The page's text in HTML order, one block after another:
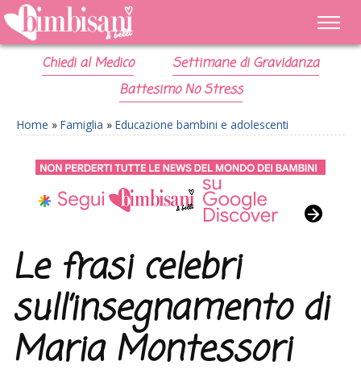
Chiedi al Medico
Settimane di Gravidanza
Battesimo No Stress
Home » Famiglia » Educazione bambini e adolescenti
Le frasi celebri
sull’insegnamento di
Maria Montessori